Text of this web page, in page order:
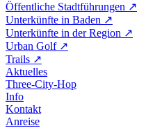
Öffentliche Stadtführungen ↗
Unterkünfte in Baden ↗
Unterkünfte in der Region ↗
Urban Golf ↗
Trails ↗
Aktuelles
Three-City-Hop
Info
Kontakt
Anreise